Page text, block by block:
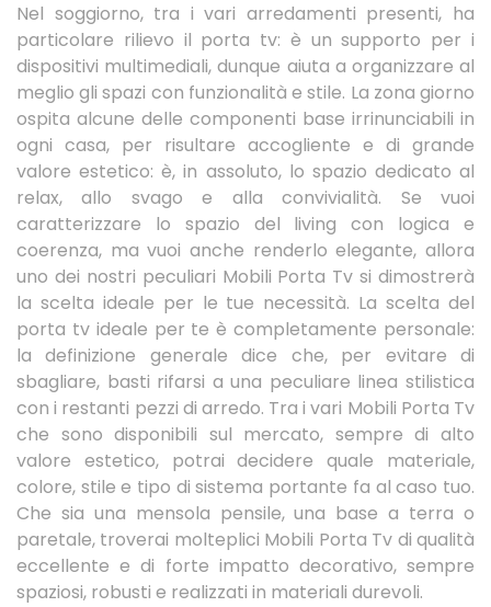
Nel soggiorno, tra i vari arredamenti presenti, ha
particolare rilievo il porta tv: è un supporto per i
dispositivi multimediali, dunque aiuta a organizzare al
meglio gli spazi con funzionalità e stile. La zona giorno
ospita alcune delle componenti base irrinunciabili in
ogni casa, per risultare accogliente e di grande
valore estetico: è, in assoluto, lo spazio dedicato al
relax, allo svago e alla convivialità. Se vuoi
caratterizzare lo spazio del living con logica e
coerenza, ma vuoi anche renderlo elegante, allora
uno dei nostri peculiari Mobili Porta Tv si dimostrerà
la scelta ideale per le tue necessità. La scelta del
porta tv ideale per te è completamente personale:
la definizione generale dice che, per evitare di
sbagliare, basti rifarsi a una peculiare linea stilistica
con i restanti pezzi di arredo. Tra i vari Mobili Porta Tv
che sono disponibili sul mercato, sempre di alto
valore estetico, potrai decidere quale materiale,
colore, stile e tipo di sistema portante fa al caso tuo.
Che sia una mensola pensile, una base a terra o
paretale, troverai molteplici Mobili Porta Tv di qualità
eccellente e di forte impatto decorativo, sempre
spaziosi, robusti e realizzati in materiali durevoli.